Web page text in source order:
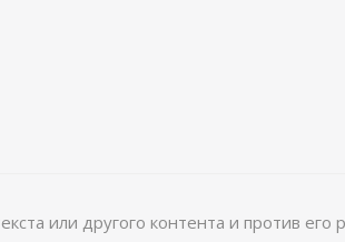
или другого контента и против